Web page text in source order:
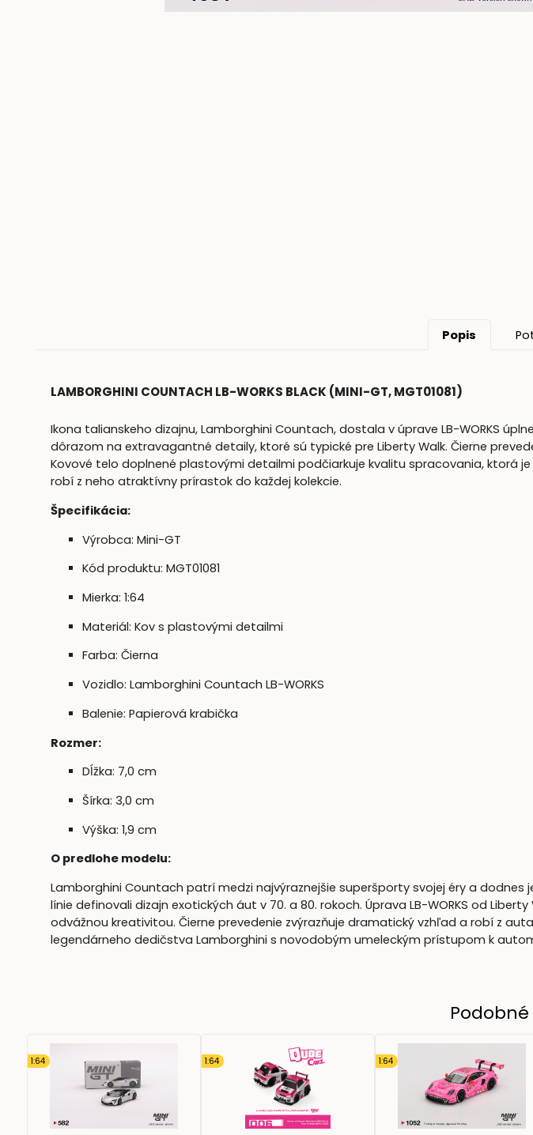
Popis
LAMBORGHINI COUNTACH LB-WORKS BLACK (MINI-GT, MGT01081)
Ikona talianskeho dizajnu, Lamborghini Countach, dostala v úprave LB-WORKS
dôrazom na extravagantné detaily, ktoré sú typické pre Liberty Walk. Čierne
Kovové telo doplnené plastovými detailmi podčiarkuje kvalitu spracovania, ktorá
robí z neho atraktívny prírastok do každej kolekcie.
Špecifikácia:
Výrobca: Mini-GT
Kód produktu: MGT01081
Mierka: 1:64
Materiál: Kov s plastovými detailmi
Farba: Čierna
Vozidlo: Lamborghini Countach LB-WORKS
Balenie: Papierová krabička
Rozmer:
Dĺžka: 7,0 cm
Šírka: 3,0 cm
Výška: 1,9 cm
O predlohe modelu:
Lamborghini Countach patrí medzi najvýraznejšie superšporty svojej éry a
línie definovali dizajn exotických áut v 70. a 80. rokoch. Úprava LB-WORKS od
odvážnou kreativitou. Čierne prevedenie zvýrazňuje dramatický vzhľad a robí z
legendárneho dedičstva Lamborghini s novodobým umeleckým prístupom k
1:64 1:64 1:64